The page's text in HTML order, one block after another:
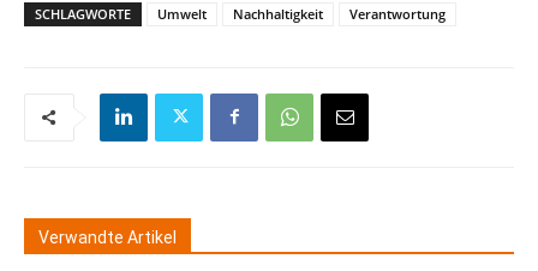
SCHLAGWORTE Umwelt Nachhaltigkeit Verantwortung
Verwandte Artikel